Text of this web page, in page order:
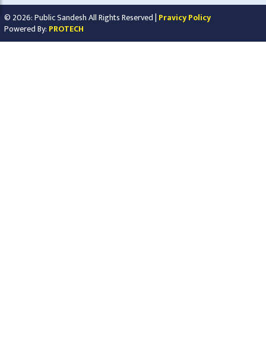
© 2026: Public Sandesh All Rights Reserved | Pravicy Policy
Powered By: PROTECH